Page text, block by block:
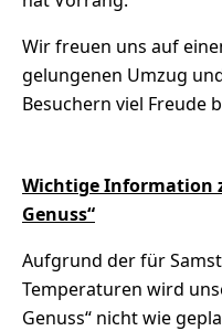
Wir freuen uns auf
gelungenen Umzug
Besuchern viel Freude
Wichtige Information
Genuss“
Aufgrund der für
Temperaturen wird
Genuss“ nicht wie